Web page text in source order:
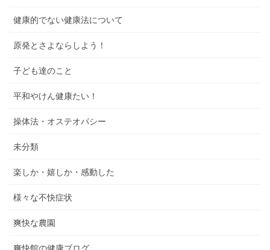
健康的でない健康法について
原発とさよならしよう！
子ども達のこと
平和やけん健康たい！
操体法・オステオパシー
未分類
楽しか・嬉しか・感動した
様々な不快症状
爽快な農園